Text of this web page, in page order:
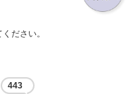
ださい。
443